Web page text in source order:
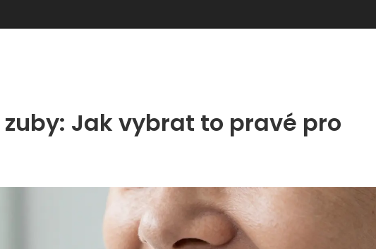
Jak vybrat to pravé pro